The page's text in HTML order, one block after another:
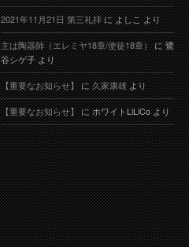
2021年11月21日 第三礼拝によしこより
主は陶器師（エレミヤ18章/使徒18章）に鷺
谷シゲ子より
【重要なお知らせ】に久家康雄より
【重要なお知らせ】にホワイトLiLiCoより